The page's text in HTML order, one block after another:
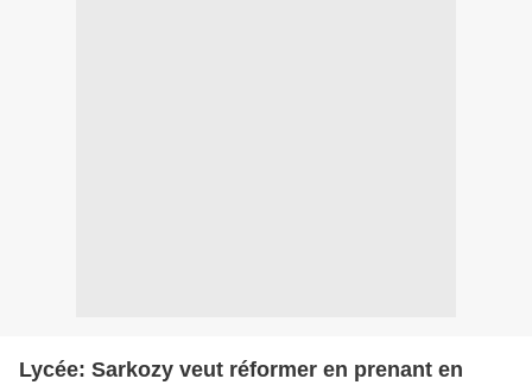
Lycée: Sarkozy veut réformer en prenant en